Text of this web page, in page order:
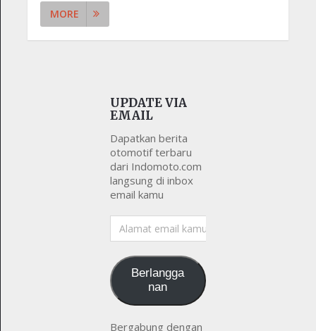
MORE
UPDATE VIA
EMAIL
Dapatkan berita
otomotif terbaru
dari Indomoto.com
langsung di inbox
email kamu
Alamat
email
Berlangga
nan
Bergabung dengan